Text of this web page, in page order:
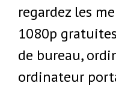
regardez les
1080p
de bureau,
ordinateur